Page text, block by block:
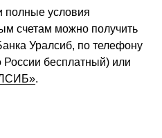
условия
счетам можно получить
Уралсиб, по телефону
России бесплатный) или
.